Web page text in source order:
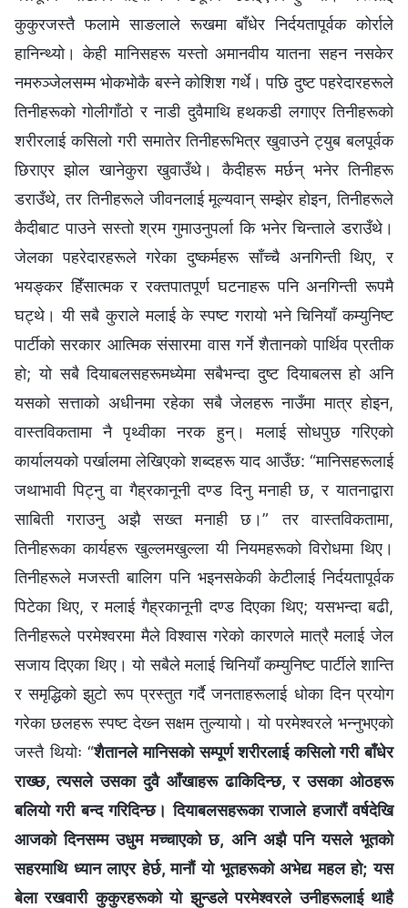
कुकुरजस्तै फलामे साङलाले रूखमा बाँधेर निर्दयतापूर्वक कोर्राले
हानिन्थ्यो। केही मानिसहरू यस्तो अमानवीय यातना सहन नसकेर
नमरुञ्‍जेलसम्म भोकभोकै बस्‍ने कोशिश गर्थे। पछि दुष्ट पहरेदारहरूले
तिनीहरूको गोलीगाँठो र नाडी दुवैमाथि हथकडी लगाएर तिनीहरूको
शरीरलाई कसिलो गरी समातेर तिनीहरूभित्र खुवाउने ट्युब बलपूर्वक
छिराएर झोल खानेकुरा खुवाउँथे। कैदीहरू मर्छन् भनेर तिनीहरू
डराउँथे, तर तिनीहरूले जीवनलाई मूल्यवान् सम्झेर होइन, तिनीहरूले
कैदीबाट पाउने सस्तो श्रम गुमाउनुपर्ला कि भनेर चिन्ताले डराउँथे।
जेलका पहरेदारहरूले गरेका दुष्कर्महरू साँच्‍चै अनगिन्ती थिए, र
भयङ्कर हिँसात्मक र रक्तपातपूर्ण घटनाहरू पनि अनगिन्ती रूपमै
घट्थे। यी सबै कुराले मलाई के स्पष्ट गरायो भने चिनियाँ कम्युनिष्ट
पार्टीको सरकार आत्मिक संसारमा वास गर्ने शैतानको पार्थिव प्रतीक
हो; यो सबै दियाबलसहरूमध्येमा सबैभन्दा दुष्ट दियाबलस हो अनि
यसको सत्ताको अधीनमा रहेका सबै जेलहरू नाउँमा मात्र होइन,
वास्तविकतामा नै पृथ्वीका नरक हुन्। मलाई सोधपुछ गरिएको
कार्यालयको पर्खालमा लेखिएको शब्दहरू याद आउँछ: “मानिसहरूलाई
जथाभावी पिट्नु वा गैह्रकानूनी दण्ड दिनु मनाही छ, र यातनाद्वारा
साबिती गराउनु अझै सख्त मनाही छ।” तर वास्तविकतामा,
तिनीहरूका कार्यहरू खुल्लमखुल्ला यी नियमहरूको विरोधमा थिए।
तिनीहरूले मजस्ती बालिग पनि भइनसकेकी केटीलाई निर्दयतापूर्वक
पिटेका थिए, र मलाई गैह्रकानूनी दण्ड दिएका थिए; यसभन्दा बढी,
तिनीहरूले परमेश्‍वरमा मैले विश्‍वास गरेको कारणले मात्रै मलाई जेल
सजाय दिएका थिए। यो सबैले मलाई चिनियाँ कम्युनिष्ट पार्टीले शान्ति
र समृद्धिको झुटो रूप प्रस्तुत गर्दै जनताहरूलाई धोका दिन प्रयोग
गरेका छलहरू स्पष्ट देख्‍न सक्षम तुल्यायो। यो परमेश्‍वरले भन्‍नुभएको
जस्तै थियोः “शैतानले मानिसको सम्पूर्ण शरीरलाई कसिलो गरी बाँधेर
राख्छ, त्यसले उसका दुवै आँखाहरू ढाकिदिन्छ, र उसका ओठहरू
बलियो गरी बन्द गरिदिन्छ। दियाबलसहरूका राजाले हजारौं वर्षदेखि
आजको दिनसम्म उधुम मच्चाएको छ, अनि अझै पनि यसले भूतको
सहरमाथि ध्यान लाएर हेर्छ, मानौं यो भूतहरूको अभेद्य महल हो; यस
बेला रखवारी कुकुरहरूको यो झुन्डले परमेश्‍वरले उनीहरूलाई थाहै